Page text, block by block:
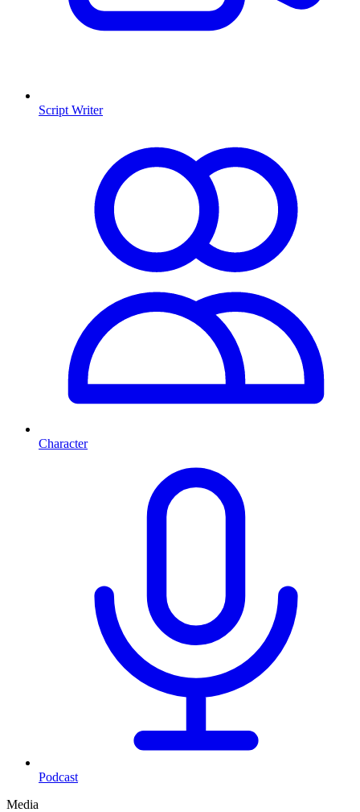
Script Writer
Character
Podcast
Media